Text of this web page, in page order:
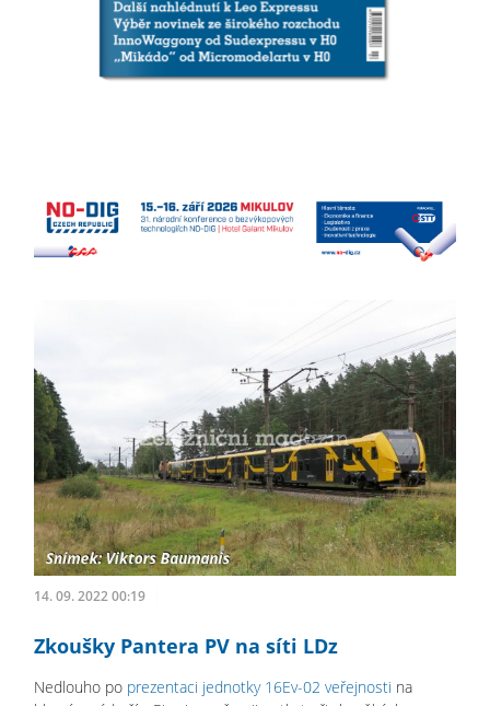
14. 09. 2022 00:19
Zkoušky Pantera PV na síti LDz
Nedlouho po prezentaci jednotky 16Ev-02 veřejnosti na